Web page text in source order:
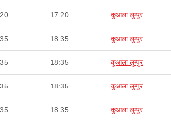
17:20 कुआला लुम्पुर
18:35 कुआला लुम्पुर
18:35 कुआला लुम्पुर
18:35 कुआला लुम्पुर
18:35 कुआला लुम्पुर